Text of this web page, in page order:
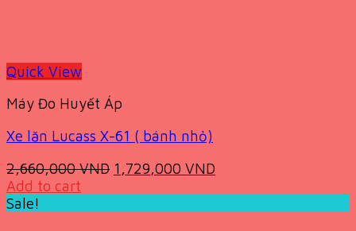
Quick View
Máy Đo Huyết Áp
Xe lăn Lucass X-61 ( bánh nhỏ)
2,660,000VND Original
1,729,000 VND
Add to cart
Sale!